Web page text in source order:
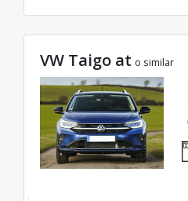
VW Taigo at o similar